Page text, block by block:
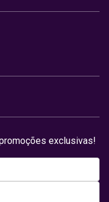
exclusivas!